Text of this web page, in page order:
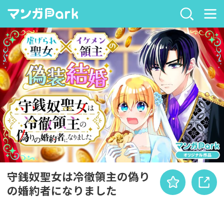
守銭奴聖女は冷徹領主の偽り
の婚約者になりました